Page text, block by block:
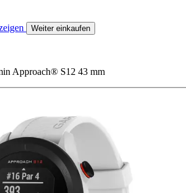
Weiter einkaufen
Approach® S12 43 mm